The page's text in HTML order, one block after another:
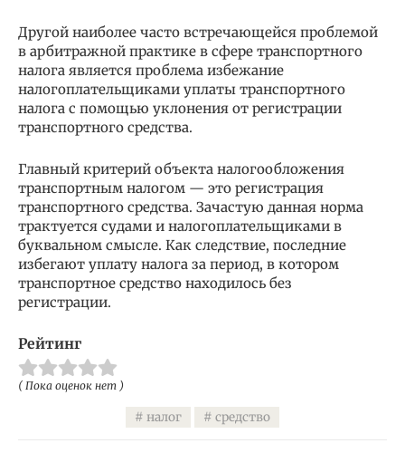
Другой наиболее часто встречающейся проблемой
в арбитражной практике в сфере транспортного
налога является проблема избежание
налогоплательщиками уплаты транспортного
налога с помощью уклонения от регистрации
транспортного средства.
Главный критерий объекта налогообложения
транспортным налогом — это регистрация
транспортного средства. Зачастую данная норма
трактуется судами и налогоплательщиками в
буквальном смысле. Как следствие, последние
избегают уплату налога за период, в котором
транспортное средство находилось без
регистрации.
Рейтинг
( Пока оценок нет )
налог средство